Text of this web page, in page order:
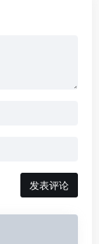
发表评论